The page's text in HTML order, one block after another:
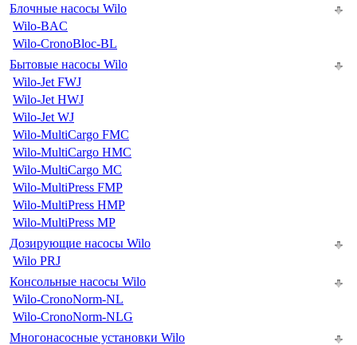
Блочные насосы Wilo
Wilo-BAC
Wilo-CronoBloc-BL
Бытовые насосы Wilo
Wilo-Jet FWJ
Wilo-Jet HWJ
Wilo-Jet WJ
Wilo-MultiCargo FMC
Wilo-MultiCargo HMC
Wilo-MultiCargo MC
Wilo-MultiPress FMP
Wilo-MultiPress HMP
Wilo-MultiPress MP
Дозирующие насосы Wilo
Wilo PRJ
Консольные насосы Wilo
Wilo-CronoNorm-NL
Wilo-CronoNorm-NLG
Многонасосные установки Wilo